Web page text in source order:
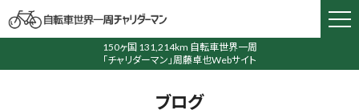
150ヶ国 131,214km 自転車世界一周
「チャリダーマン」周藤卓也Webサイト
ブログ